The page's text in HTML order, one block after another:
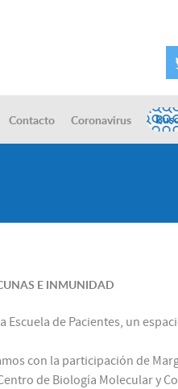
Contacto Coronavirus
E INMUNIDAD
Escuela de Pacientes, un
con la participación de
de Biología Molecular y